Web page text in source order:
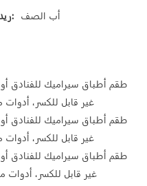
Gريد: أب الصف